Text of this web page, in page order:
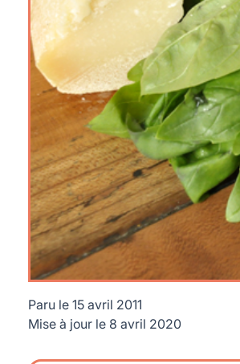
Paru le 15 avril 2011
Mise à jour le 8 avril 2020